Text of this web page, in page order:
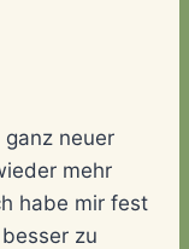
neuer
mehr
habe mir fest
zu